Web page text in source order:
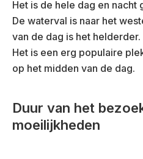
Het is de hele dag en nacht
De waterval is naar het
van de dag is het helderder.
Het is een erg populaire
op het midden van de dag.
Duur van het
moeilijkheden